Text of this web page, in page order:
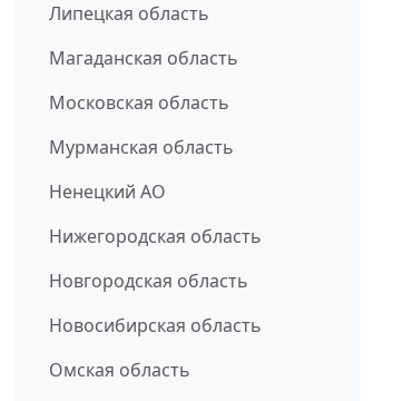
Липецкая область
Магаданская область
Московская область
Мурманская область
Ненецкий АО
Нижегородская область
Новгородская область
Новосибирская область
Омская область